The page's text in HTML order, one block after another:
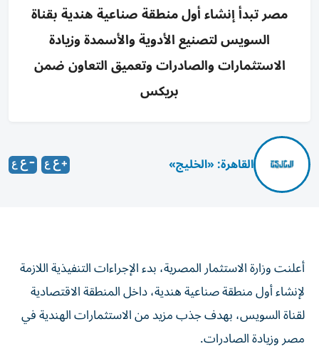
مصر تبدأ إنشاء أول منطقة صناعية هندية بقناة
السويس لتصنيع الأدوية والأسمدة وزيادة
الاستثمارات والصادرات وتعميق التعاون ضمن
بريكس
القاهرة: «الخليج»
أعلنت وزارة الاستثمار المصرية، بدء الإجراءات التنفيذية اللازمة
لإنشاء أول منطقة صناعية هندية، داخل المنطقة الاقتصادية
لقناة السويس، بهدف جذب مزيد من الاستثمارات الهندية في
مصر وزيادة الصادرات.